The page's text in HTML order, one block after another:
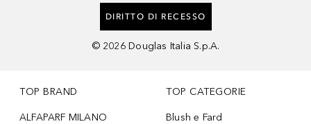
DIRITTO DI RECESSO
© 2026 Douglas Italia S.p.A.
TOP BRAND
ALFAPARF MILANO
TOP CATEGORIE
Blush e Fard